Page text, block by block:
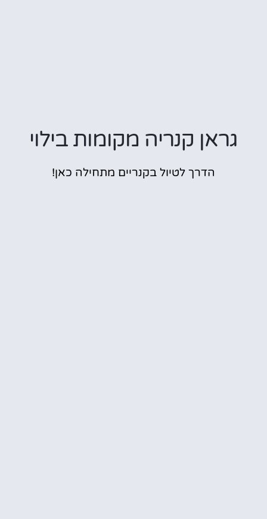
גראן קנריה מקומות בילוי
הדרך לטיול בקנריים מתחילה כאן!